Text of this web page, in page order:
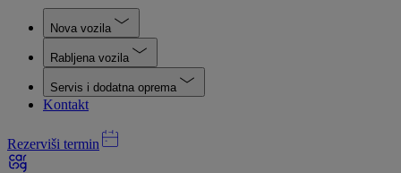
Nova vozila
Rabljena vozila
Servis i dodatna oprema
Kontakt
Rezerviši termin